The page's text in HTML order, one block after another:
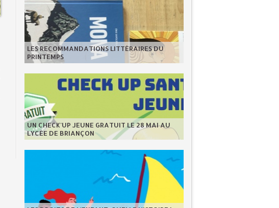
LES RECOMMANDATIONS LITTÉRAIRES DU
PRINTEMPS
UN CHECK'UP JEUNE GRATUIT LE 28 MAI AU
LYCÉE DE BRIANÇON